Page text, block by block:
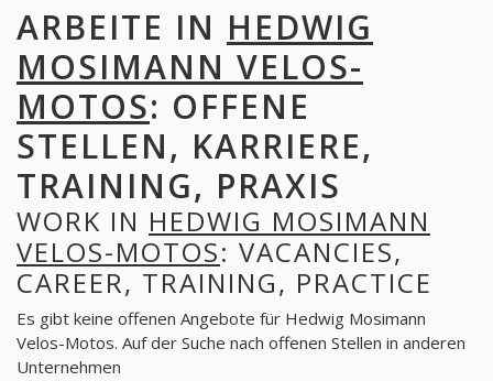
ARBEITE IN HEDWIG
MOSIMANN VELOS-
MOTOS: OFFENE
STELLEN, KARRIERE,
TRAINING, PRAXIS
WORK IN HEDWIG MOSIMANN
VELOS-MOTOS: VACANCIES,
CAREER, TRAINING, PRACTICE
Es gibt keine offenen Angebote für Hedwig Mosimann
Velos-Motos. Auf der Suche nach offenen Stellen in anderen
Unternehmen